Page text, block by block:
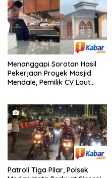
Menanggapi Sorotan Hasil
Pekerjaan Proyek Masjid
Mendale, Pemilik CV Laut
Patroli Tiga Pilar, Polsek